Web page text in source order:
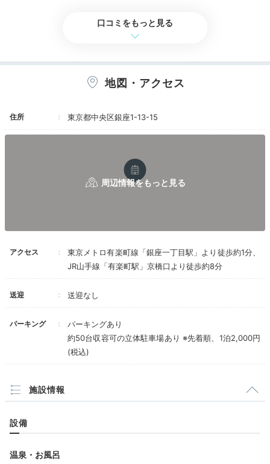
荷物を置いたら、身軽に銀座観光へ♪ホテルから徒歩約
テルから徒歩約7分の「アートアクアリウム美術館
GINZA(ギンザ)」で、金魚アートに酔いしれるのもおす
Dinner
館内レストランで
ないがナイトウェアがセパレートでバスルームに
浴槽あり良かったです。コーヒー、紅茶、スキン
ト近くのテーブルにありました。朝食会場のレス
ったりすれ違うのに狭くて何回も取りに行くのは
口コミをもっと見る
地図・アクセス
住所 東京都中央区銀座1-13-15
アクセス
東京メトロ有楽町線「銀座一丁目駅」より徒歩約1分、
JR山手線「有楽町駅」京橋口より徒歩約8分
送迎 送迎なし
パーキング
パーキングあり
約50台収容可の立体駐車場あり ※先着順、1泊2,000円
(税込)
施設情報
設備
温泉・お風呂